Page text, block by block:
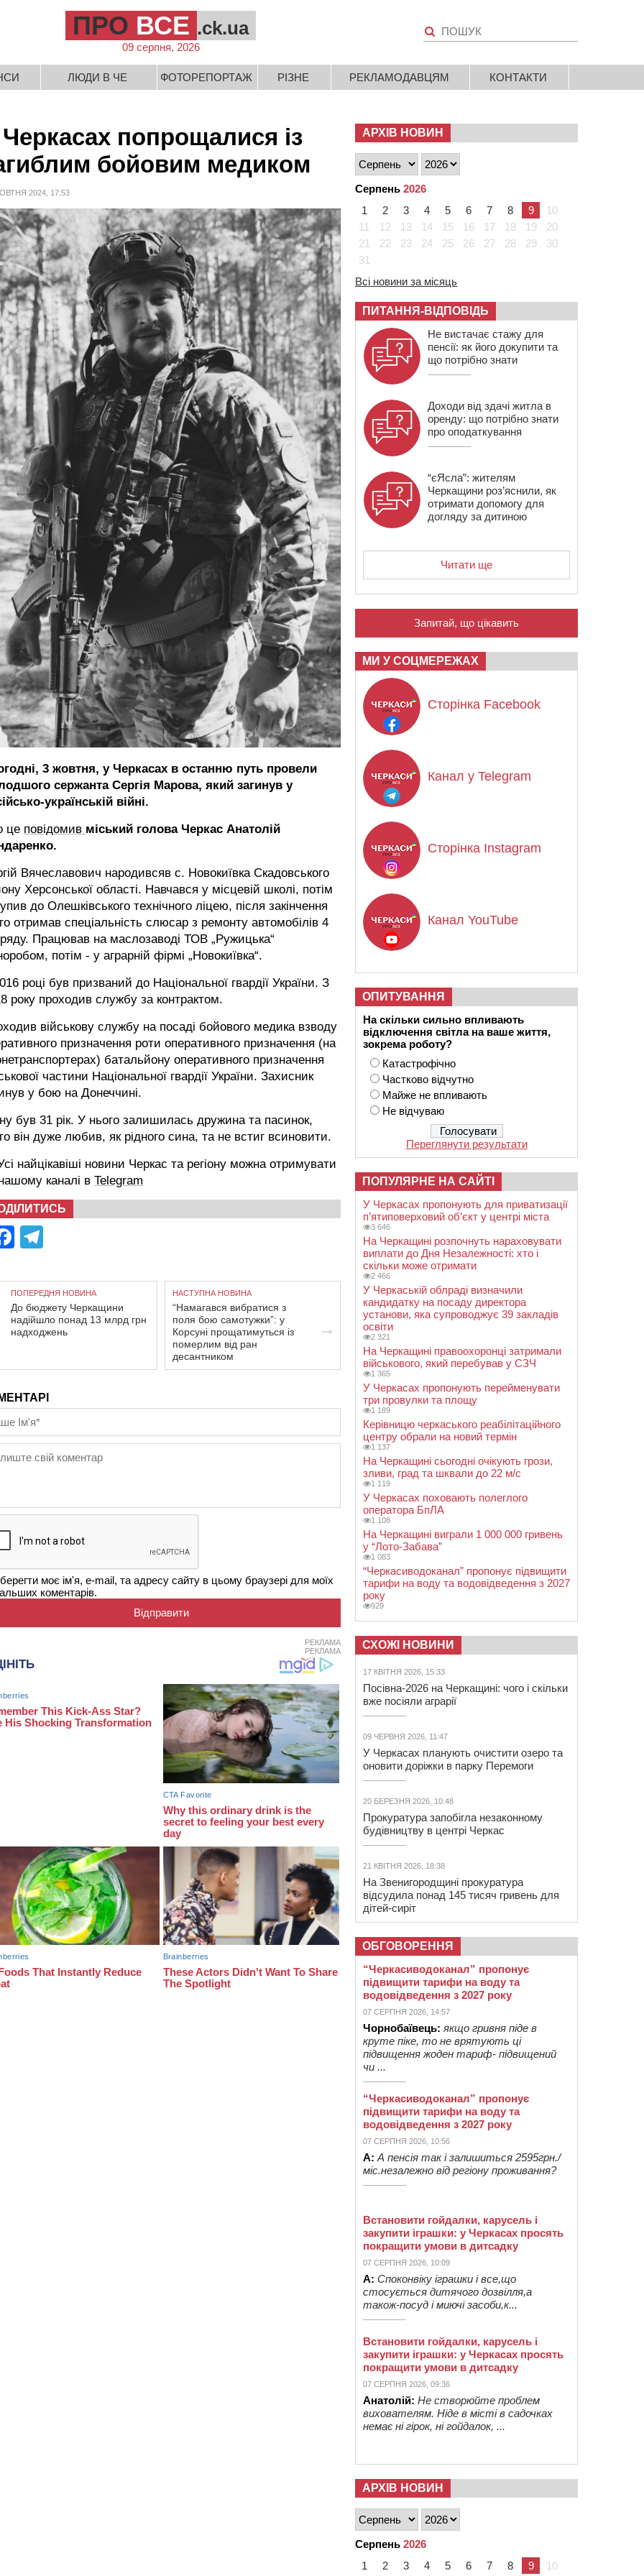
ПРО ВСЕ .ck.ua
09 серпня, 2026
ЛЮДИ В ЧЕ ФОТОРЕПОРТАЖ РІЗНЕ РЕКЛАМОДАВЦЯМ КОНТАКТИ
попрощалися із
бойовим медиком
2024, 17:53
3 жовтня, у Черкасах в останню путь провели
сержанта Сергія Марова, який загинув у
українській війні.
це повідомив міський голова Черкас Анатолій
Вячеславович народивсяв с. Новокиївка Скадовського
Херсонської області. Навчався у місцевій школі, потім
до Олешківського технічного ліцею, після закінчення
отримав спеціальність слюсар з ремонту автомобілів 4
Працював на маслозаводі ТОВ „Ружицька“
потім - у аграрній фірмі „Новокиївка“.
році був призваний до Національної гвардії України. З
року проходив службу за контрактом.
військову службу на посаді бойового медика взводу
призначення роти оперативного призначення (на
батальйону оперативного призначення
частини Національної гвардії України. Захисник
у бою на Донеччині.
був 31 рік. У нього залишилась дружина та пасинок,
він дуже любив, як рідного сина, та не встиг всиновити.
найцікавіші новини Черкас та регіону можна отримувати
каналі в Telegram
Facebook
ПОПЕРЕДНЯ НОВИНА
До бюджету Черкащини
надійшло понад 13 млрд грн
надходжень
НАСТУПНА НОВИНА
“Намагався вибратися з
поля бою самотужки”: у
Корсуні прощатимуться із
померлим від ран
десантником
моє ім'я, e-mail, та адресу сайту в цьому браузері для моїх
коментарів.
РЕКЛАМА
РЕКЛАМА
АРХІВ НОВИН
Серпень 2026
1
2 3 4 5 6 7 8 9
10
11
12 13 14 15 16 17 18 19
20
21
22 23 24 25 26 27 28 29
30
31
Всі новини за місяць
ПИТАННЯ-ВІДПОВІДЬ
Не вистачає стажу для
пенсії: як його докупити та
що потрібно знати
Доходи від здачі житла в
оренду: що потрібно знати
про оподаткування
“єЯсла”: жителям
Черкащини роз’яснили, як
отримати допомогу для
догляду за дитиною
Читати ще
Запитай, що цікавить
МИ У СОЦМЕРЕЖАХ
Сторінка Facebook
Канал у Telegram
Сторінка Instagram
Канал YouTube
ОПИТУВАННЯ
На скільки сильно впливають
відключення світла на ваше життя,
зокрема роботу?
Катастрофічно
Частково відчутно
Майже не впливають
Не відчуваю
Переглянути результати
ПОПУЛЯРНЕ НА САЙТІ
У Черкасах пропонують для приватизації
п’ятиповерховий об’єкт у центрі міста
3 646
На Черкащині розпочнуть нараховувати
виплати до Дня Незалежності: хто і
скільки може отримати
2 466
У Черкаській облраді визначили
кандидатку на посаду директора
установи, яка супроводжує 39 закладів
освіти
2 321
На Черкащині правоохоронці затримали
військового, який перебував у СЗЧ
1 365
У Черкасах пропонують перейменувати
три провулки та площу
1 189
Керівницю черкаського реабілітаційного
центру обрали на новий термін
1 137
На Черкащині сьогодні очікують грози,
зливи, град та шквали до 22 м/с
1 119
У Черкасах поховають полеглого
оператора БпЛА
1 108
На Черкащині виграли 1 000 000 гривень
у “Лото-Забава”
1 083
“Черкасиводоканал” пропонує підвищити
тарифи на воду та водовідведення з 2027
року
929
СХОЖІ НОВИНИ
17 КВІТНЯ 2026, 15:33
Посівна-2026 на Черкащині: чого і скільки
вже посіяли аграрії
09 ЧЕРВНЯ 2026, 11:47
У Черкасах планують очистити озеро та
оновити доріжки в парку Перемоги
20 БЕРЕЗНЯ 2026, 10:48
Прокуратура запобігла незаконному
будівництву в центрі Черкас
21 КВІТНЯ 2026, 18:38
На Звенигородщині прокуратура
відсудила понад 145 тисяч гривень для
дітей-сиріт
ОБГОВОРЕННЯ
“Черкасиводоканал” пропонує
підвищити тарифи на воду та
водовідведення з 2027 року
07 СЕРПНЯ 2026, 14:57
Чорнобаївець: якщо гривня піде в
круте піке, то не врятують ці
підвищення жоден тариф- підвищений
чи ...
“Черкасиводоканал” пропонує
підвищити тарифи на воду та
водовідведення з 2027 року
07 СЕРПНЯ 2026, 10:56
А: А пенсія так і залишиться 2595грн./
міс.незалежно від регіону проживання?
Встановити гойдалки, карусель і
закупити іграшки: у Черкасах просять
покращити умови в дитсадку
07 СЕРПНЯ 2026, 10:09
А: Споконвіку іграшки і все,що
стосується дитячого дозвілля,а
також-посуд і миючі засоби,к...
Встановити гойдалки, карусель і
закупити іграшки: у Черкасах просять
покращити умови в дитсадку
07 СЕРПНЯ 2026, 09:36
Анатолій: Не створюйте проблем
вихователям. Ніде в місті в садочках
немає ні гірок, ні гойдалок, ...
АРХІВ НОВИН
Серпень 2026
1
2 3 4 5 6 7 8 9 10